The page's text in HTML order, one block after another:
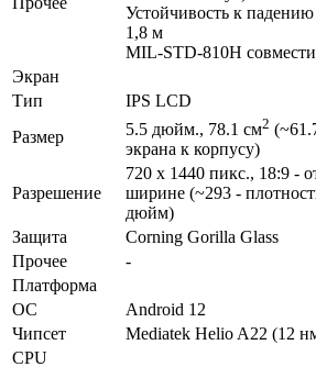
Устойчивость к
1,8 м
MIL-STD-810H
Экран
Тип
IPS LCD
Размер
5.5 дюйм., 78.1 см2
экрана к корпусу)
Разре­шение
720 x 1440 пикс., 18:9 -
ширине (~293 -
дюйм)
Защита
Corning Gorilla Glass
Прочее
-
Платформа
ОС
Android 12
Чипсет
Mediatek Helio A22 (12
CPU